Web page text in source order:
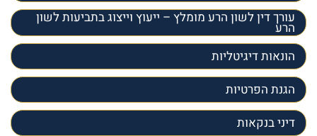
עורך דין לשון הרע מומלץ – ייעוץ וייצוג בתביעות לשון
הרע
הונאות דיגיטליות
הגנת הפרטיות
דיני בנקאות